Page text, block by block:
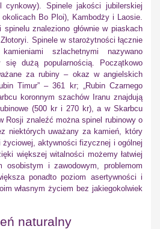
cynkowy). Spinele jakości jubilerskiej
Bo Ploi), Kambodży i Laosie.
znaleziono głównie w piaskach
Spinele w starożytności łącznie
szlachetnymi nazywano
się dużą popularnością. Początkowo
za rubiny – okaz w angielskich
Timur” – 361 kr; „Rubin Czarnego
koronnym szachów Iranu znajdują
(500 kr i 270 kr), a w Skarbcu
Rosji znaleźć można spinel rubinowy o
niektórych uważany za kamień, który
życiowej, aktywności fizycznej i ogólnej
większej witalności możemy łatwiej
osobistym i zawodowym, problemom
ponadto poziom asertywności i
własnym życiem bez jakiegokolwiek
naturalny